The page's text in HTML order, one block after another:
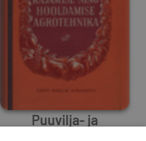
Puuvilja- ja